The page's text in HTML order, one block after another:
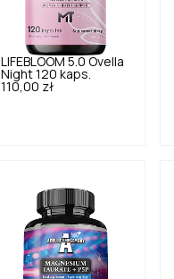
LIFEBLOOM 5.0 Ovella
Night 120 kaps.
110,00 zł